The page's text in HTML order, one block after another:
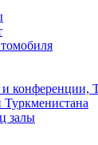
конференции,
залы